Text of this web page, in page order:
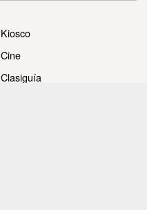
Kiosco
Cine
Clasiguía